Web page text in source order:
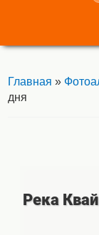
Главная »
дня
Река